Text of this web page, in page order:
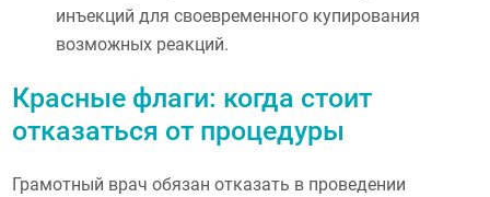
инъекций для своевременного купирования
возможных реакций.
Красные флаги: когда стоит
отказаться от процедуры
Грамотный врач обязан отказать в проведении